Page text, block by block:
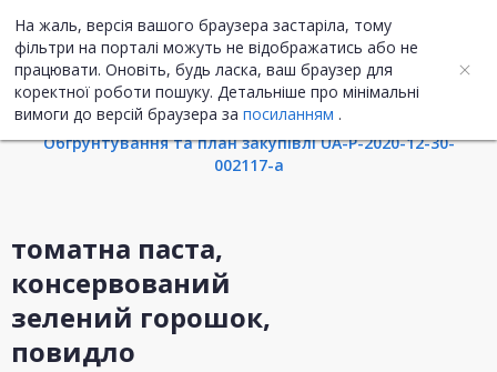
На жаль, версія вашого браузера застаріла, тому
фільтри на порталі можуть не відображатись або не
працювати. Оновіть, будь ласка, ваш браузер для
коректної роботи пошуку. Детальніше про мінімальні
вимоги до версій браузера за посиланням .
UA ENG
Інформація про закупівлю
Обгрунтування та план закупівлі UA-P-2020-12-30-
002117-a
томатна паста,
консервований
зелений горошок,
повидло